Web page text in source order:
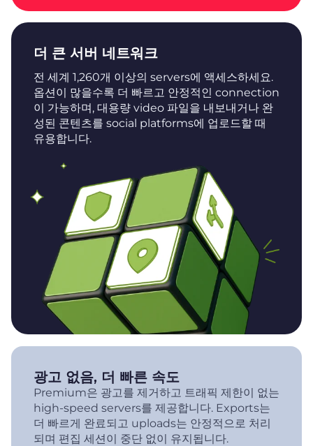
더 큰 서버 네트워크
전 세계 1,260개 이상의 servers에 액세스하세요.
옵션이 많을수록 더 빠르고 안정적인 connection
이 가능하며, 대용량 video 파일을 내보내거나 완
성된 콘텐츠를 social platforms에 업로드할 때
유용합니다.
광고 없음, 더 빠른 속도
Premium은 광고를 제거하고 트래픽 제한이 없는
high-speed servers를 제공합니다. Exports는
더 빠르게 완료되고 uploads는 안정적으로 처리
되며 편집 세션이 중단 없이 유지됩니다.